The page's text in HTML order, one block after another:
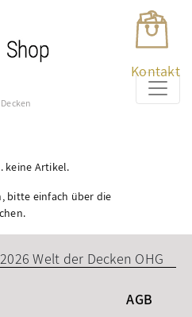
Kontakt
keine Artikel.
bitte einfach über die
Welt der Decken OHG
AGB